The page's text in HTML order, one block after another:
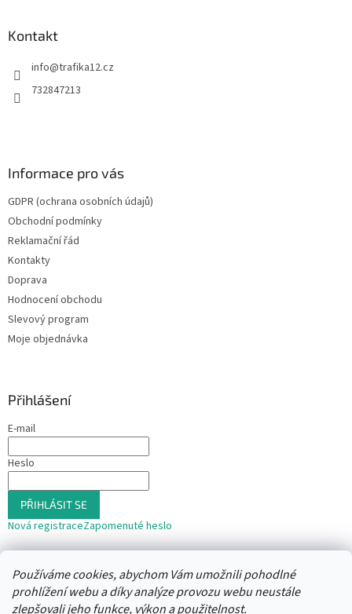
Používáme cookies, abychom Vám umožnili pohodlné
prohlížení webu a díky analýze provozu webu neustále
zlepšovali jeho funkce, výkon a použitelnost.
Kontakt
info@trafika12.cz
732847213
Informace pro vás
GDPR (ochrana osobních údajů)
Obchodní podmínky
Reklamační řád
Kontakty
Doprava
Hodnocení obchodu
Slevový program
Moje objednávka
Přihlášení
E-mail
Heslo
PŘIHLÁSIT SE
Nová registraceZapomenuté heslo
nebo
Přihlásit se přes Seznam